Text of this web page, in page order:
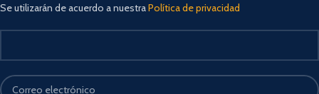
Se utilizarán de acuerdo a nuestraPolítica de privacidad